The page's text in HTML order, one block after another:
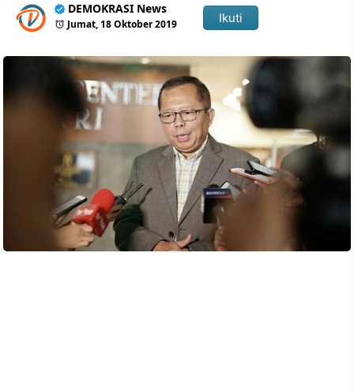
DEMOKRASI News
Jumat, 18 Oktober 2019 Ikuti